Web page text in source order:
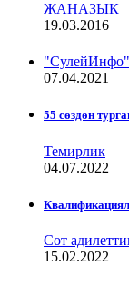
ЖАНАЗЫК
19.03.2016
"СулейИнфо"
07.04.2021
55 сөздөн
Темирлик
04.07.2022
Сот
15.02.2022